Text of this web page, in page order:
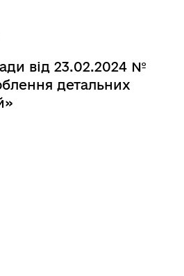
від 23.02.2024 №
детальних